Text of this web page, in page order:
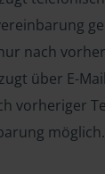
nach
über E-
vorheriger
möglich.